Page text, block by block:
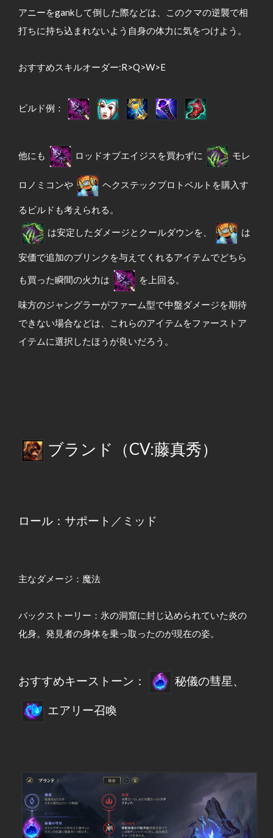
アニーをgankして倒した際などは、このクマの逆襲で相
打ちに持ち込まれないよう自身の体力に気をつけよう。
おすすめスキルオーダー:R>Q>W>E
ビルド例：
他にも ロッドオブエイジスを買わずに モレ
ロノミコンや ヘクステックプロトベルトを購入す
るビルドも考えられる。
は安定したダメージとクールダウンを、 は
安価で追加のブリンクを与えてくれるアイテムでどちら
も買った瞬間の火力は を上回る。
味方のジャングラーがファーム型で中盤ダメージを期待
できない場合などは、これらのアイテムをファーストア
イテムに選択したほうが良いだろう。
ブランド（CV:藤真秀）
ロール：サポート／ミッド
主なダメージ：魔法
バックストーリー：氷の洞窟に封じ込められていた炎の
化身。発見者の身体を乗っ取ったのが現在の姿。
おすすめキーストーン： 秘儀の彗星、
エアリー召喚